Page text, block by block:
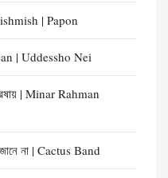
| Papon
| Uddessho Nei
| Minar Rahman
না | Cactus Band